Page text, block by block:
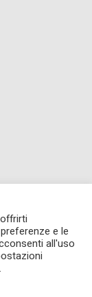
Newsteca S.r.l.
Via Larga, 6
e le
all'uso